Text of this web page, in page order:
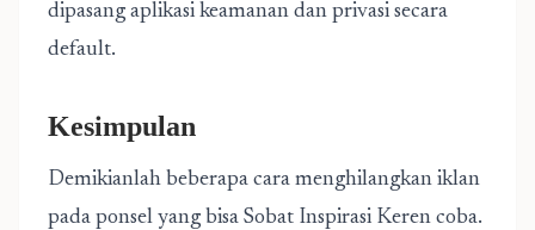
dipasang aplikasi keamanan dan privasi secara
default.
Kesimpulan
Demikianlah beberapa cara menghilangkan iklan
pada ponsel yang bisa Sobat Inspirasi Keren coba.